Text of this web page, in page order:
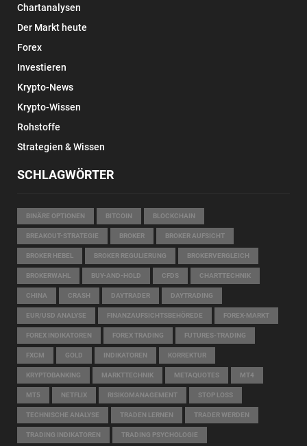
Chartanalysen
Der Markt heute
Forex
Investieren
Krypto-News
Krypto-Wissen
Rohstoffe
Strategien & Wissen
SCHLAGWÖRTER
BINÄRE OPTIONEN BITCOIN BLOCKCHAIN
BREAKOUT-STRATEGIE BROKER BROKER AUFSICHT
BROKER HEBEL BROKER REGULIERUNG BROKERVERGLEICH
BROKERWAHL BUY-AND-HOLD CFDS CHARTTECHNIK
CHINA CRASH DAYTRADER DAYTRADING
EUR/USD ANALYSE FINANZAUFSICHTSBEHÖREDE FOREX-MARKT
FOREX INDIKATOREN FOREX TRADING FUTURES-TRADING
FXCM GOLD INDIKATOREN KORREKTUR
KRYPTOBANKING MARKTTECHNIK METAQUOTES MT4
MT5 NETFLIX RISIKOMANAGEMENT STOP LOSS
TECHNISCHE ANALYSE TRADEN LERNEN TRADER WERDEN
TRADING INDIKATOREN TRADING PSYCHOLOGIE